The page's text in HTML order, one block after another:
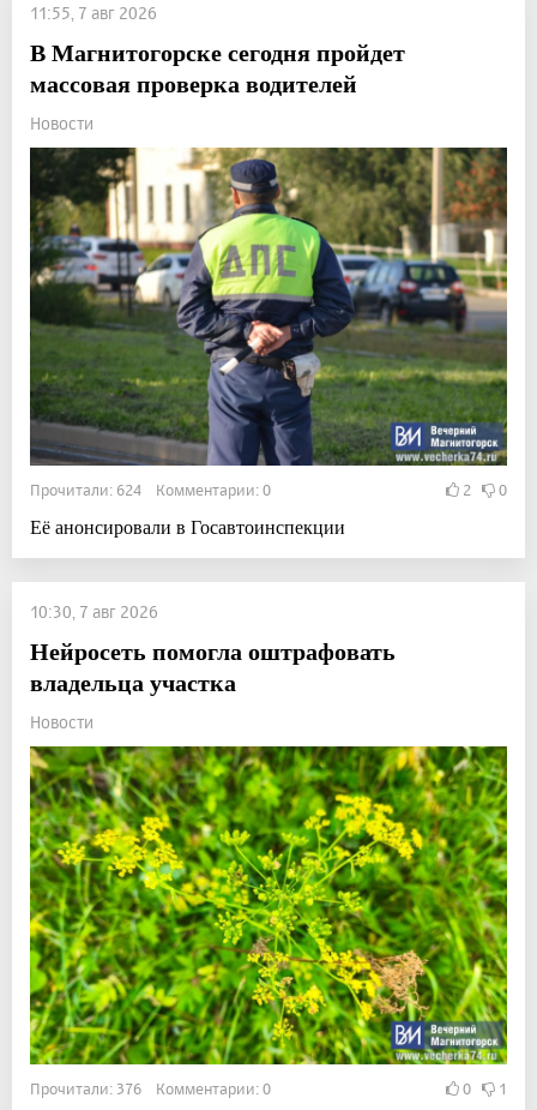
11:55, 7 авг 2026
В Магнитогорске сегодня пройдет
массовая проверка водителей
Новости
Прочитали: 624 Комментарии: 0 2 0
Её анонсировали в Госавтоинспекции
10:30, 7 авг 2026
Нейросеть помогла оштрафовать
владельца участка
Новости
Прочитали: 376 Комментарии: 0 0 1